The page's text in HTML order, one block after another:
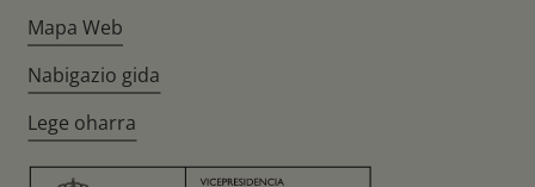
Mapa Web
Nabigazio gida
Lege oharra